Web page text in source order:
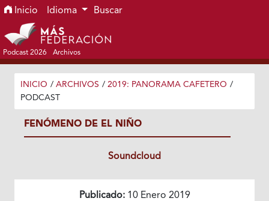
Ir al menú de navegación principal
Ir al contenido principal
Ir al pie de página del sitio
Inicio Idioma Buscar
Podcast 2026 Archivos
INICIO / ARCHIVOS / 2019: PANORAMA CAFETERO /
PODCAST
FENÓMENO DE EL NIÑO
Soundcloud
Publicado:10 Enero 2019